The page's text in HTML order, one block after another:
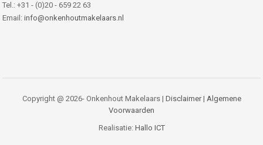
Tel.: +31 - (0)20 - 659 22 63
Email: info@onkenhoutmakelaars.nl
Copyright @ 2026- Onkenhout Makelaars | Disclaimer| Algemene
Voorwaarden
Realisatie: Hallo ICT